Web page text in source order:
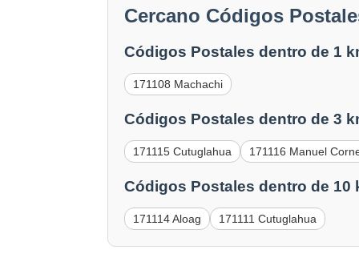
Cercano Códigos
Códigos Postales dentro de 1
171108 Machachi
Códigos Postales dentro de 3
171115 Cutuglahua 171116 Manuel
Códigos Postales dentro de 10
171114 Aloag 171111 Cutuglahua